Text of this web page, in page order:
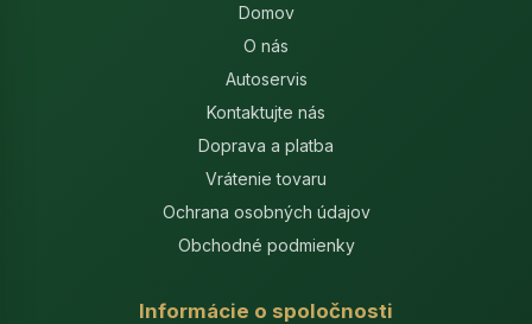
Domov
O nás
Autoservis
Kontaktujte nás
Doprava a platba
Vrátenie tovaru
Ochrana osobných údajov
Obchodné podmienky
Informácie o spoločnosti